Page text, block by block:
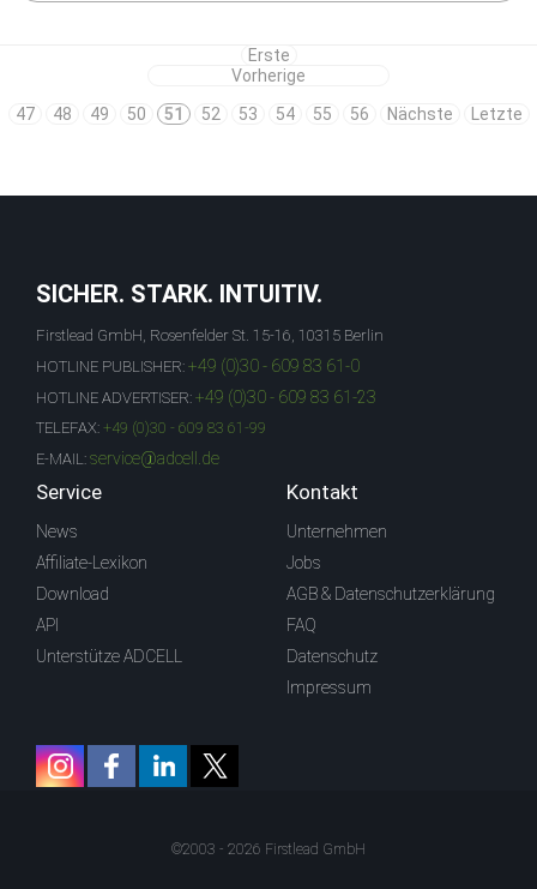
Erste
Vorherige
47
48 49 50 51 52 53 54 55 56 Nächste Letzte
SICHER. STARK. INTUITIV.
Firstlead GmbH, Rosenfelder St. 15-16, 10315 Berlin
HOTLINE PUBLISHER: +49 (0)30 - 609 83 61-0
HOTLINE ADVERTISER: +49 (0)30 - 609 83 61-23
TELEFAX: +49 (0)30 - 609 83 61-99
E-MAIL: service@adcell.de
Service
News
Affiliate-Lexikon
Download
API
Unterstütze ADCELL
Kontakt
Unternehmen
Jobs
AGB & Datenschutzerklärung
FAQ
Datenschutz
Impressum
©2003 - 2026 Firstlead GmbH